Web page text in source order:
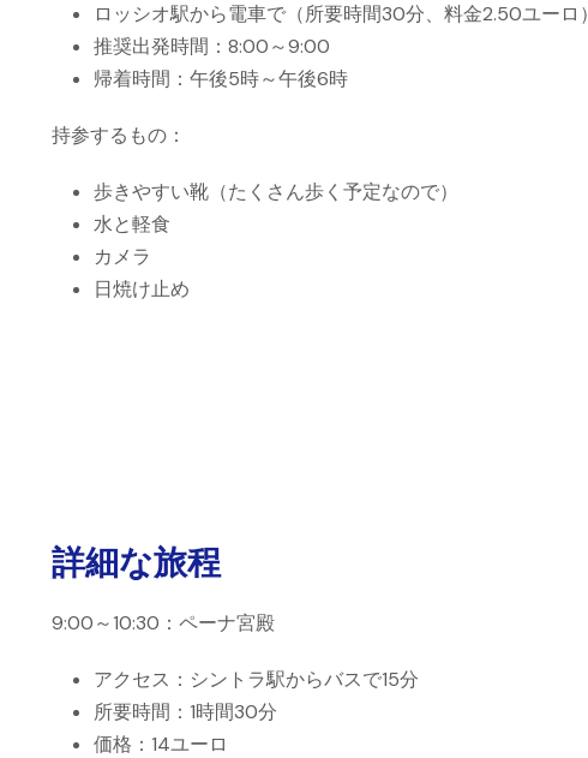
ロッシオ駅から電車で（所要時間30分、料金2.50ユーロ）
推奨出発時間：8:00～9:00
帰着時間：午後5時～午後6時
持参するもの：
歩きやすい靴（たくさん歩く予定なので）
水と軽食
カメラ
日焼け止め
詳細な旅程
9:00～10:30：ペーナ宮殿
アクセス：シントラ駅からバスで15分
所要時間：1時間30分
価格：14ユーロ